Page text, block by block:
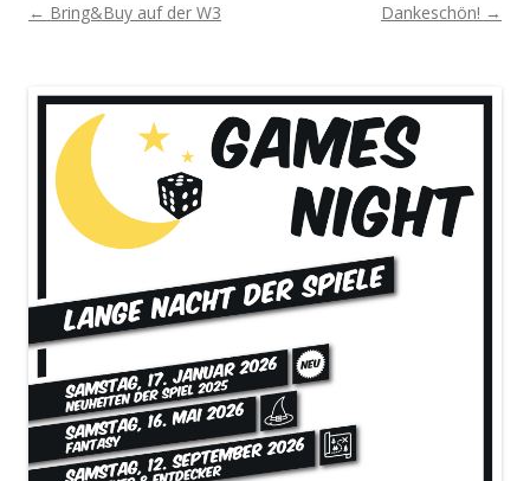
Post navigation
← Bring&Buy auf der W3 Dankeschön! →